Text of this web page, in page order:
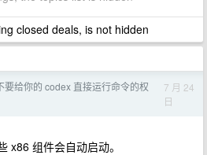
closed deals, is not hidden
要给你的 codex 直接运行命令的权
7 月 24
日
x86 组件会自动启动。